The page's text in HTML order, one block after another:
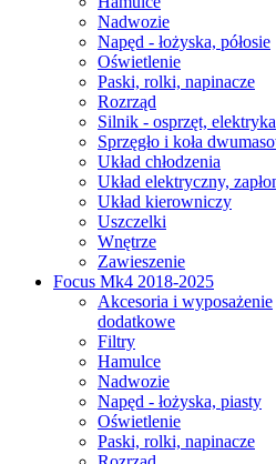
Nadwozie
Napęd - łożyska, półosie
Oświetlenie
Paski, rolki, napinacze
Rozrząd
Silnik - osprzęt, elektryka
Sprzęgło i koła
Układ chłodzenia
Układ elektryczny,
Układ kierowniczy
Uszczelki
Wnętrze
Zawieszenie
Focus Mk4 2018-2025
Akcesoria i wyposażenie
dodatkowe
Filtry
Hamulce
Nadwozie
Napęd - łożyska, piasty
Oświetlenie
Paski, rolki, napinacze